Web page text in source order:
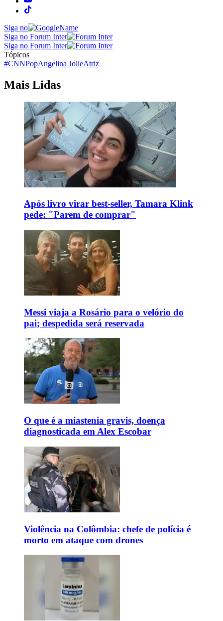
Siga no
Siga no Forum Inter
Siga no Forum Inter
Tópicos
#CNNPopAngelina JolieAtriz
Mais Lidas
Após livro virar best-seller, Tamara Klink
pede: "Parem de comprar"
Messi viaja a Rosário para o velório do
pai; despedida será reservada
O que é a miastenia gravis, doença
diagnosticada em Alex Escobar
Violência na Colômbia: chefe de polícia é
morto em ataque com drones